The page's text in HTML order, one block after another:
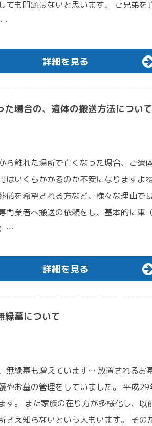
ても問題はないと思います。 ご兄弟
…
詳細を見る
場合の、遺体の搬送方法について
ら離れた場所で亡くなった場合、ご遺
はいくらかかるのか不安になりますよ
儀を希望される方など、様々な理由で
門業者へ搬送の依頼をし、基本的に車
…
詳細を見る
墓について
無縁墓も増えています… 放置されるお
やお墓の管理をしていました。 平成
す。 また家族の在り方が多様化し、
さえ知らないという人もいます。 そ